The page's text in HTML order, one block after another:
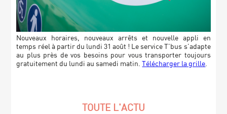
Nouveaux horaires, nouveaux arrêts et nouvelle appli en
temps réel à partir du lundi 31 août ! Le service T’bus s’adapte
au plus près de vos besoins pour vous transporter toujours
gratuitement du lundi au samedi matin.
Télécharger la grille.
TOUTE L'ACTU